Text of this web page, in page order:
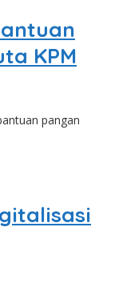
KPM
pangan